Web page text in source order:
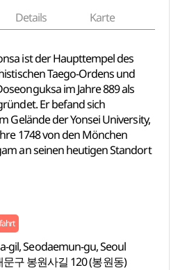
Details Karte
ist der Haupttempel des
Taego-Ordens und
im Jahre 889 als
Er befand sich
Gelände der Yonsei University,
1748 von den Mönchen
an seinen heutigen Standort
gil, Seodaemun-gu, Seoul
구 봉원사길 120 (봉원동)